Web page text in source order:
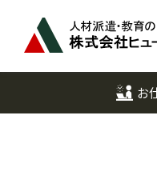
お
へ